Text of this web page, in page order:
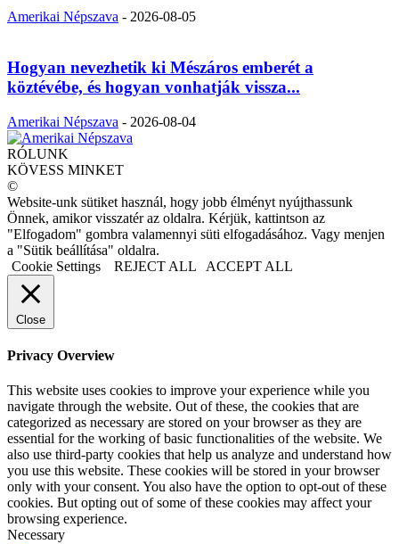
Amerikai Népszava - 2026-08-05
Hogyan nevezhetik ki Mészáros emberét a
köztévébe, és hogyan vonhatják vissza...
Amerikai Népszava - 2026-08-04
RÓLUNK
KÖVESS MINKET
©
Website-unk sütiket használ, hogy jobb élményt nyújthassunk
Önnek, amikor visszatér az oldalra. Kérjük, kattintson az
"Elfogadom" gombra valamennyi süti elfogadásához. Vagy menjen
a "Sütik beállítása" oldalra.
Cookie Settings
REJECT ALL ACCEPT ALL
Close
Privacy Overview
This website uses cookies to improve your experience while you
navigate through the website. Out of these, the cookies that are
categorized as necessary are stored on your browser as they are
essential for the working of basic functionalities of the website. We
also use third-party cookies that help us analyze and understand how
you use this website. These cookies will be stored in your browser
only with your consent. You also have the option to opt-out of these
cookies. But opting out of some of these cookies may affect your
browsing experience.
Necessary